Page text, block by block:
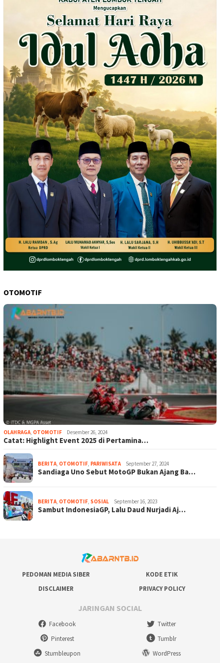
OTOMOTIF
OLAHRAGA, OTOMOTIF Desember 26, 2024
Catat: Highlight Event 2025 di Pertamina…
BERITA, OTOMOTIF, PARIWISATA September 27, 2024
Sandiaga Uno Sebut MotoGP Bukan Ajang Ba…
BERITA, OTOMOTIF, SOSIAL September 16, 2023
Sambut IndonesiaGP, Lalu Daud Nurjadi Aj…
PEDOMAN MEDIA SIBER
KODE ETIK
DISCLAIMER
PRIVACY POLICY
JARINGAN SOCIAL
Facebook
Twitter
Pinterest
Tumblr
Stumbleupon
WordPress